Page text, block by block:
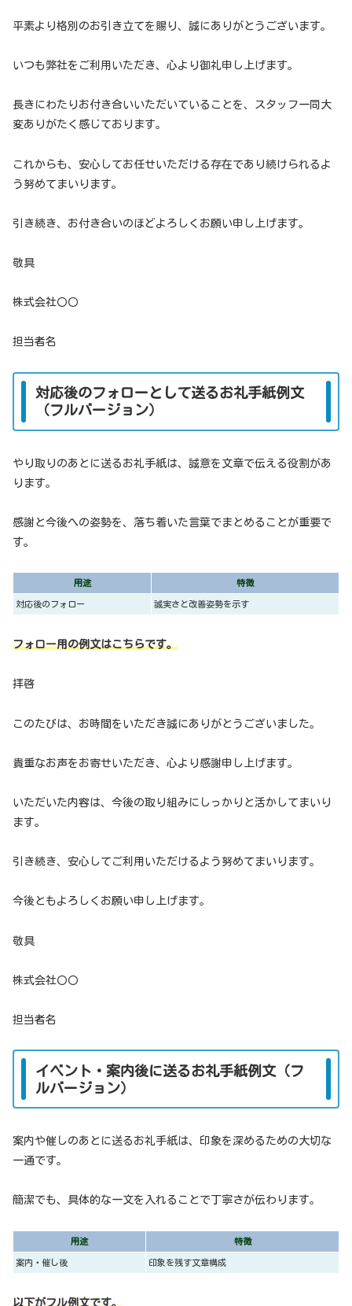
平素より格別のお引き立てを賜り、誠にありがとうございます。
いつも弊社をご利用いただき、心より御礼申し上げます。
長きにわたりお付き合いいただいていることを、スタッフ一同大
変ありがたく感じております。
これからも、安心してお任せいただける存在であり続けられるよ
う努めてまいります。
引き続き、お付き合いのほどよろしくお願い申し上げます。
敬具
株式会社〇〇
担当者名
対応後のフォローとして送るお礼手紙例文
（フルバージョン）
やり取りのあとに送るお礼手紙は、誠意を文章で伝える役割があ
ります。
感謝と今後への姿勢を、落ち着いた言葉でまとめることが重要で
す。
用途 特徴
対応後のフォロー 誠実さと改善姿勢を示す
フォロー用の例文はこちらです。
拝啓
このたびは、お時間をいただき誠にありがとうございました。
貴重なお声をお寄せいただき、心より感謝申し上げます。
いただいた内容は、今後の取り組みにしっかりと活かしてまいり
ます。
引き続き、安心してご利用いただけるよう努めてまいります。
今後ともよろしくお願い申し上げます。
敬具
株式会社〇〇
担当者名
イベント・案内後に送るお礼手紙例文（フ
ルバージョン）
案内や催しのあとに送るお礼手紙は、印象を深めるための大切な
一通です。
簡潔でも、具体的な一文を入れることで丁寧さが伝わります。
用途 特徴
案内・催し後 印象を残す文章構成
以下がフル例文です。